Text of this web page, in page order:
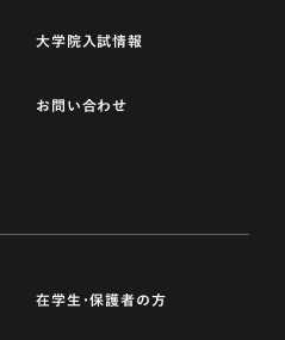
大学院入試情報
お問い合わせ
在学生・保護者の方